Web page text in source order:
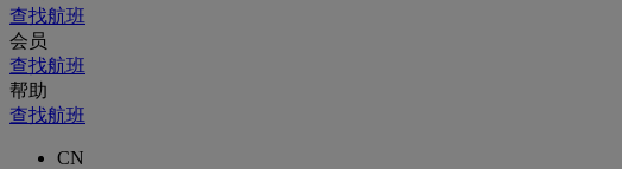
查找航班
会员
查找航班
帮助
查找航班
CN